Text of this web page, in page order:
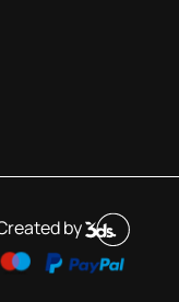
by